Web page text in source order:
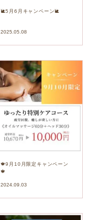
🐌5月6月キャンペーン🐌
2025.05.08
🍁9月10月限定キャンペーン
🍁
2024.09.03